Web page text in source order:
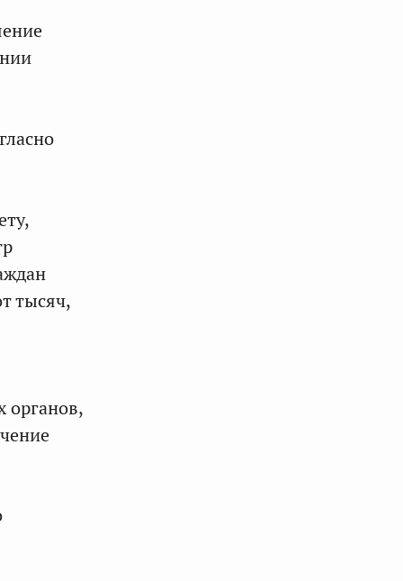
тысяч,
органов,